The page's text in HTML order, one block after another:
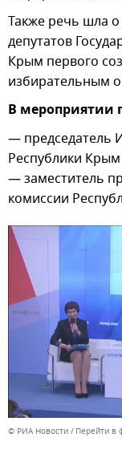
Также речь шла
депутатов
Крым первого
избирательным
В мероприятии
— председатель
Республики
— заместитель
комиссии
© РИА Новости Перейти в